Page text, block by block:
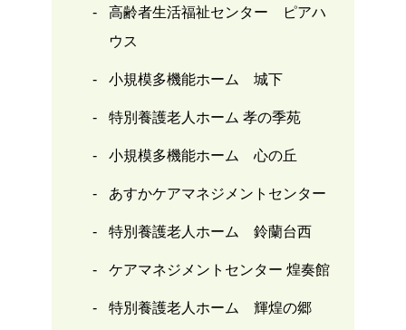
高齢者生活福祉センター ピアハ
ウス
小規模多機能ホーム 城下
特別養護老人ホーム 孝の季苑
小規模多機能ホーム 心の丘
あすかケアマネジメントセンター
特別養護老人ホーム 鈴蘭台西
ケアマネジメントセンター 煌奏館
特別養護老人ホーム 輝煌の郷